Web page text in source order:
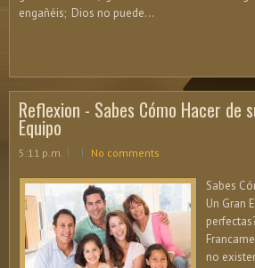
engañéis; Dios no puede...
Reflexion - Sabes Cómo Hacer de
Equipo
5:11 p.m. No comments
Sabes
Un Gran
no